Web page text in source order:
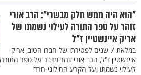
"הוא היה ממש חלק מבשרי": הרב אורי
זוהר על ספר התורה לעילוי נשמתו של
אריק איינשטיין ז"ל
במלאת 7 שנים לפטירתו של חברו הטוב, אריק
איינשטיין ז"ל, הרב אורי זוהר מדבר על ספר התורה
לעילוי נשמתו ועל הקרע החילוני-חרדי